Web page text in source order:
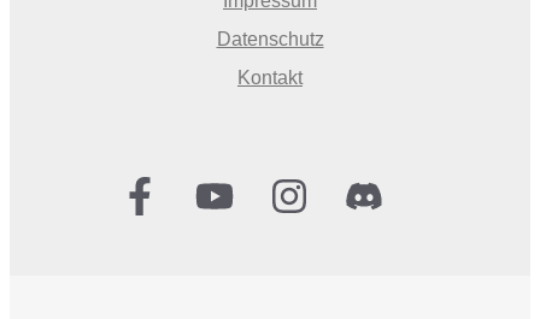
Datenschutz
Kontakt